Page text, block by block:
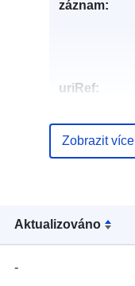
Aktualizováno
-
záznam:
uriRef:
Zobrazit více